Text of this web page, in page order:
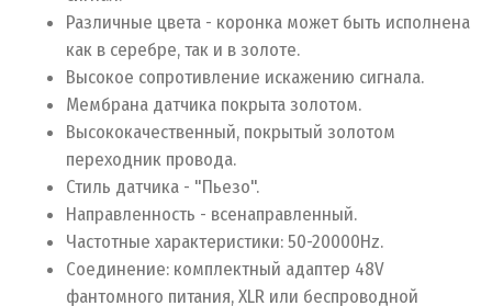
Различные цвета - коронка может быть исполнена
как в серебре, так и в золоте.
Высокое сопротивление искажению сигнала.
Мембрана датчика покрыта золотом.
Высококачественный, покрытый золотом
переходник провода.
Стиль датчика - "Пьезо".
Направленность - всенаправленный.
Частотные характеристики: 50-20000Hz.
Соединение: комплектный адаптер 48V
фантомного питания, XLR или беспроводной